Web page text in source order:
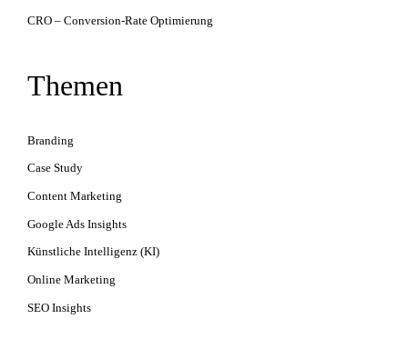
CRO – Conversion-Rate Optimierung
Themen
Branding
Case Study
Content Marketing
Google Ads Insights
Künstliche Intelligenz (KI)
Online Marketing
SEO Insights